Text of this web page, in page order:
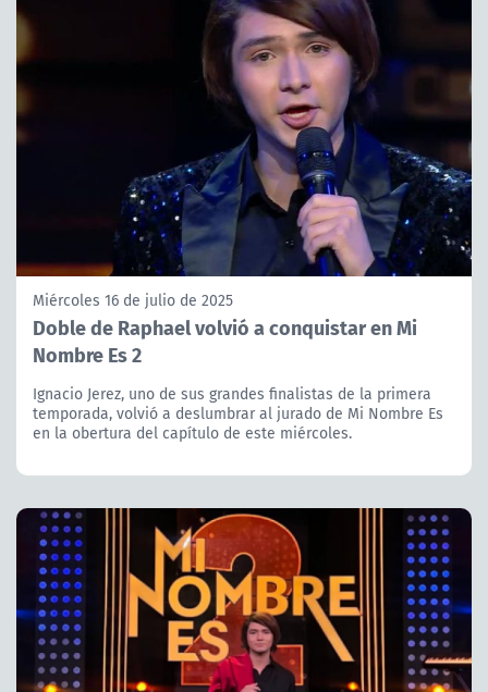
Miércoles 16 de julio de 2025
Doble de Raphael volvió a conquistar en Mi
Nombre Es 2
Ignacio Jerez, uno de sus grandes finalistas de la primera
temporada, volvió a deslumbrar al jurado de Mi Nombre Es
en la obertura del capítulo de este miércoles.